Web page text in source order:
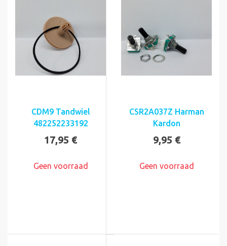
CDM9 Tandwiel
482252233192
17,95 €
Geen voorraad
CSR2A037Z Harman
Kardon
9,95 €
Geen voorraad